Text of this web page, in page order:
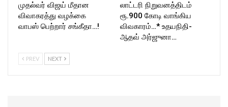
முதல்வர் விஜய் மீதான
விவாகரத்து வழக்கை
வாபஸ் பெற்றார் சங்கீதா…!
லாட்டரி நிறுவனத்திடம்
ரூ.900 கோடி வாங்கிய
விவகாரம்…* உதயநிதி-
ஆதவ் அர்ஜுனா…
PREV NEXT